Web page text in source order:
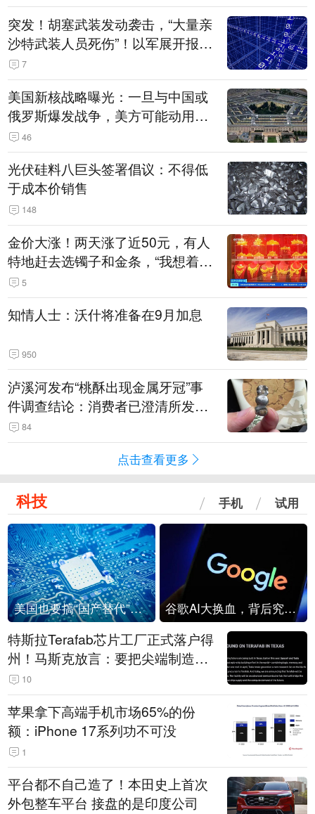
突发！胡塞武装发动袭击，“大量亲
沙特武装人员死伤”！以军展开报复
性空袭
7
美国新核战略曝光：一旦与中国或
俄罗斯爆发战争，美方可能动用战
术核武器
46
光伏硅料八巨头签署倡议：不得低
于成本价销售
148
金价大涨！两天涨了近50元，有人
特地赶去选镯子和金条，“我想着买
起来可以保值，小批量进一些货”
5
知情人士：沃什将准备在9月加息
950
泸溪河发布“桃酥出现金属牙冠”事
件调查结论：消费者已澄清所发视
频情况不属实
84
点击查看更多
科技 手机 试用
美国也要搞“国产替代”？先算清三笔账 谷歌AI大换血，背后究竟发生了什么？
特斯拉Terafab芯片工厂正式落户得
州！马斯克放言：要把尖端制造带
回美国
10
苹果拿下高端手机市场65%的份
额：iPhone 17系列功不可没
1
平台都不自己造了！本田史上首次
外包整车平台 接盘的是印度公司